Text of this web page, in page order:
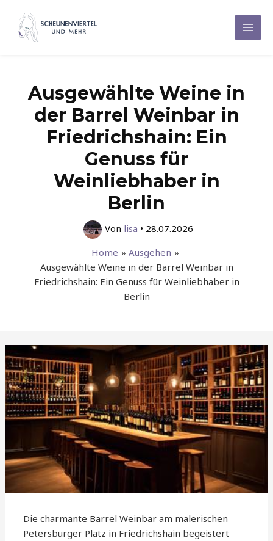
Inhalt
springen
Main
Ausgewählte Weine in
der Barrel Weinbar in
Friedrichshain: Ein
Genuss für
Weinliebhaber in
Berlin
Von lisa • 28.07.2026
Home
Ausgehen
Ausgewählte Weine in der Barrel Weinbar in
Friedrichshain: Ein Genuss für Weinliebhaber in
Berlin
Die charmante Barrel Weinbar am malerischen
Petersburger Platz in Friedrichshain begeistert